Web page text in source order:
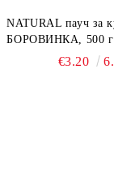
NATURAL пауч за
БОРОВИНКА, 500 г
€3.20